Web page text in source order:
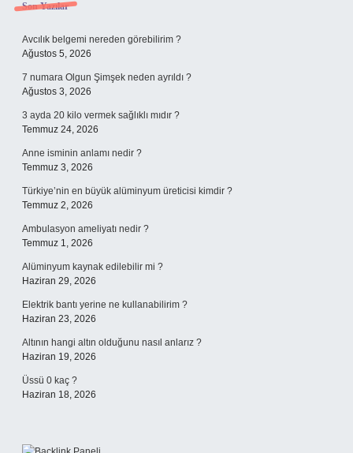
Sidebar
Son Yazılar
Avcılık belgemi nereden görebilirim ?
Ağustos 5, 2026
7 numara Olgun Şimşek neden ayrıldı ?
Ağustos 3, 2026
3 ayda 20 kilo vermek sağlıklı mıdır ?
Temmuz 24, 2026
Anne isminin anlamı nedir ?
Temmuz 3, 2026
Türkiye’nin en büyük alüminyum üreticisi kimdir ?
Temmuz 2, 2026
Ambulasyon ameliyatı nedir ?
Temmuz 1, 2026
Alüminyum kaynak edilebilir mi ?
Haziran 29, 2026
Elektrik bantı yerine ne kullanabilirim ?
Haziran 23, 2026
Altının hangi altın olduğunu nasıl anlarız ?
Haziran 19, 2026
Üssü 0 kaç ?
Haziran 18, 2026